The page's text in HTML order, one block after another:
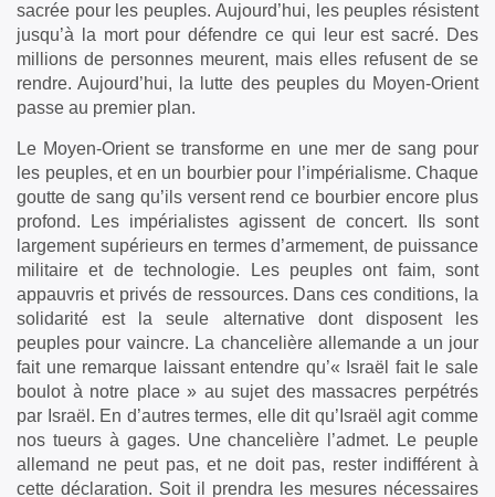
sacrée pour les peuples. Aujourd’hui, les peuples résistent
jusqu’à la mort pour défendre ce qui leur est sacré. Des
millions de personnes meurent, mais elles refusent de se
rendre. Aujourd’hui, la lutte des peuples du Moyen-Orient
passe au premier plan.
Le Moyen-Orient se transforme en une mer de sang pour
les peuples, et en un bourbier pour l’impérialisme. Chaque
goutte de sang qu’ils versent rend ce bourbier encore plus
profond. Les impérialistes agissent de concert. Ils sont
largement supérieurs en termes d’armement, de puissance
militaire et de technologie. Les peuples ont faim, sont
appauvris et privés de ressources. Dans ces conditions, la
solidarité est la seule alternative dont disposent les
peuples pour vaincre. La chancelière allemande a un jour
fait une remarque laissant entendre qu’« Israël fait le sale
boulot à notre place » au sujet des massacres perpétrés
par Israël. En d’autres termes, elle dit qu’Israël agit comme
nos tueurs à gages. Une chancelière l’admet. Le peuple
allemand ne peut pas, et ne doit pas, rester indifférent à
cette déclaration. Soit il prendra les mesures nécessaires